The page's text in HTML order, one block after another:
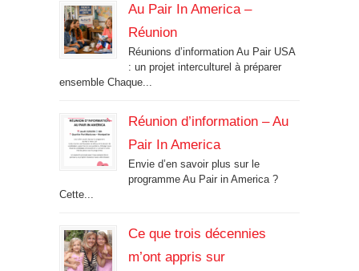
Au Pair In America –
Réunion
Réunions d’information Au Pair USA
: un projet interculturel à préparer
ensemble Chaque...
Réunion d’information – Au
Pair In America
Envie d’en savoir plus sur le
programme Au Pair in America ?
Cette...
Ce que trois décennies
m’ont appris sur